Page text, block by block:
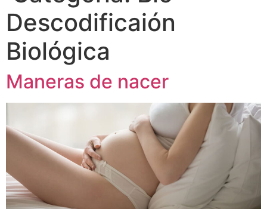
Descodificaión
Biológica
Maneras de nacer